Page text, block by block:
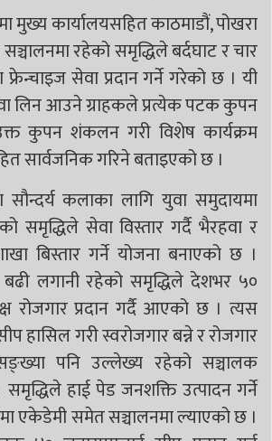
कार्यालयसहित काठमाडौं, पोखरा
रहेको समृद्धिले बर्दघाट र चार
सेवा प्रदान गर्ने गरेको छ । यी
लिन आउने ग्राहकले प्रत्येक पटक कुपन
कुपन शंकलन गरी विशेष कार्यक्रम
सार्वजनिक गरिने बताइएको छ ।
कलाका लागि युवा समुदायमा
समृद्धिले सेवा विस्तार गर्दै भैरहवा र
बिस्तार गर्ने योजना बनाएको छ ।
लगानी रहेको समृद्धिले देशभर ५०
रोजगार प्रदान गर्दै आएको छ । त्यस
हासिल गरी स्वरोजगार बन्ने र रोजगार
सङ्ख्या पनि उल्लेख्य रहेको सञ्चालक
हाई पेड जनशक्ति उत्पादन गर्ने
एकेडेमी समेत सञ्चालनमा ल्याएको छ ।